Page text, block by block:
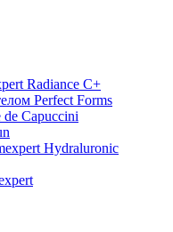
Radiance C+
Perfect Forms
Capuccini
Hydraluronic